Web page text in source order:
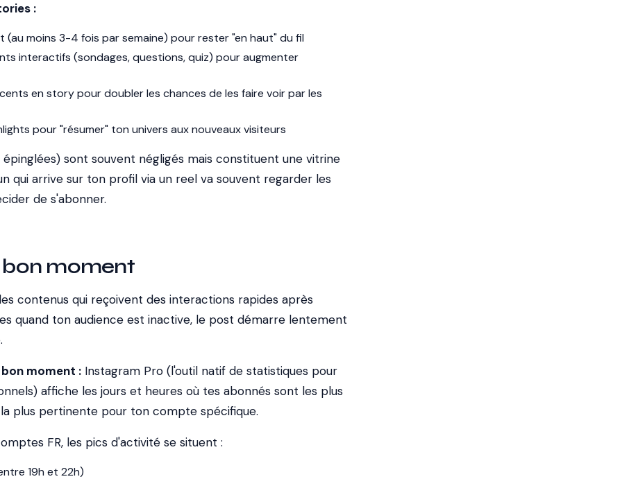
:
(au moins 3-4 fois par semaine) pour rester "en haut" du fil
interactifs (sondages, questions, quiz) pour augmenter
en story pour doubler les chances de les faire voir par les
pour "résumer" ton univers aux nouveaux visiteurs
épinglées) sont souvent négligés mais constituent une vitrine
qui arrive sur ton profil via un reel va souvent regarder les
de s'abonner.
bon moment
contenus qui reçoivent des interactions rapides après
quand ton audience est inactive, le post démarre lentement
moment : Instagram Pro (l'outil natif de statistiques pour
affiche les jours et heures où tes abonnés sont les plus
plus pertinente pour ton compte spécifique.
FR, les pics d'activité se situent :
19h et 22h)